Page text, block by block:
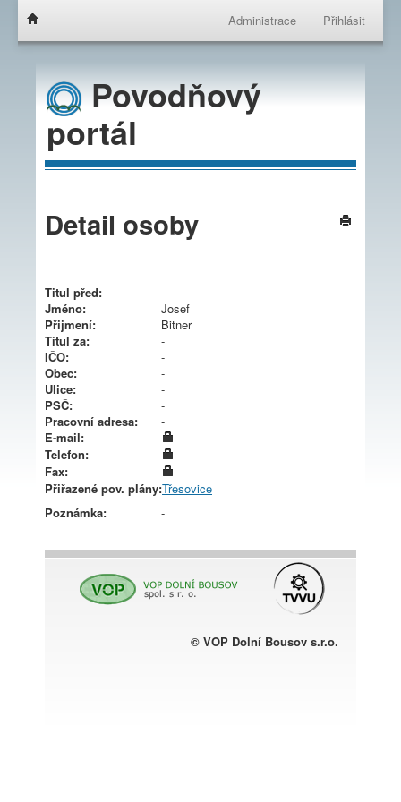
Administrace Přihlásit
Povodňový
portál
Detail osoby
Titul před:
-
Jméno:
Josef
Přijmení:
Bitner
Titul za:
-
IČO:
-
Obec:
-
Ulice:
-
PSČ:
-
Pracovní adresa:
-
E-mail:
Telefon:
Fax:
Přiřazené pov. plány:Třesovice
Poznámka:
-
© VOP Dolní Bousov s.r.o.